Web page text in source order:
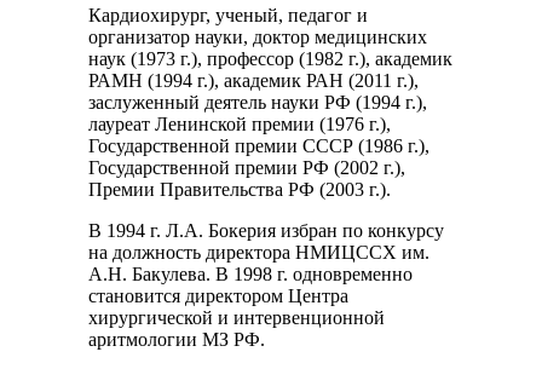
Кардиохирург, ученый, педагог и
организатор науки, доктор медицинских
наук (1973 г.), профессор (1982 г.), академик
РАМН (1994 г.), академик РАН (2011 г.),
заслуженный деятель науки РФ (1994 г.),
лауреат Ленинской премии (1976 г.),
Государственной премии СССР (1986 г.),
Государственной премии РФ (2002 г.),
Премии Правительства РФ (2003 г.).
В 1994 г. Л.А. Бокерия избран по конкурсу
на должность директора НМИЦССХ им.
А.Н. Бакулева. В 1998 г. одновременно
становится директором Центра
хирургической и интервенционной
аритмологии МЗ РФ.